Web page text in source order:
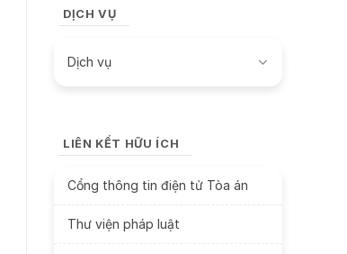
DỊCH VỤ
Dịch vụ
LIÊN KẾT HỮU ÍCH
Cổng thông tin điện tử Tòa án
Thư viện pháp luật